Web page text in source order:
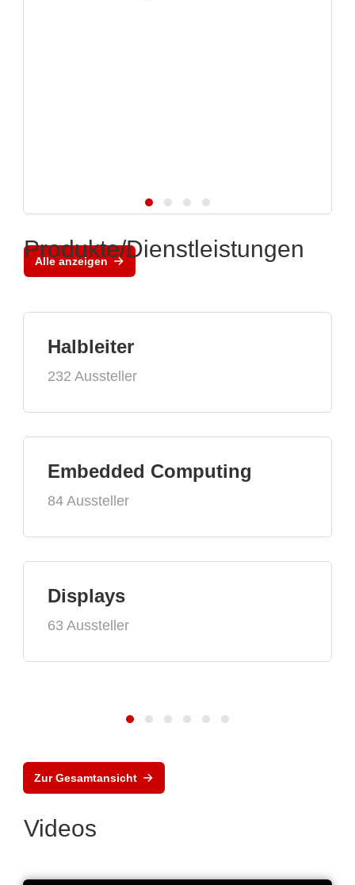
Alle anzeigen
Produkte/Dienstleistungen
Halbleiter
232 Aussteller
Embedded Computing
84 Aussteller
Displays
63 Aussteller
Zur Gesamtansicht
Videos